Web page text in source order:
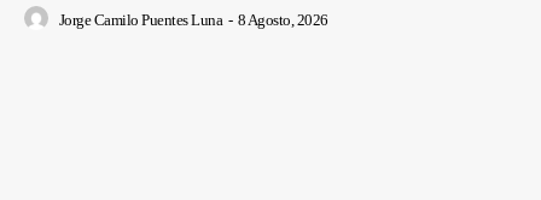
Jorge Camilo Puentes Luna - 8 Agosto, 2026